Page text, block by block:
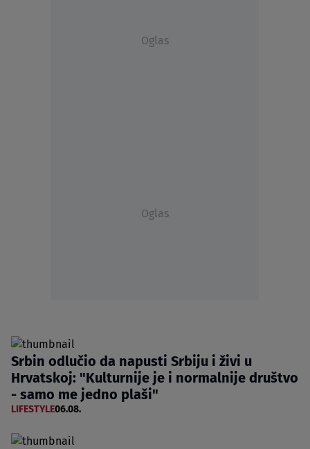
Oglas
Oglas
Srbin odlučio da napusti Srbiju i živi u
Hrvatskoj: "Kulturnije je i normalnije društvo
- samo me jedno plaši"
LIFESTYLE06.08.